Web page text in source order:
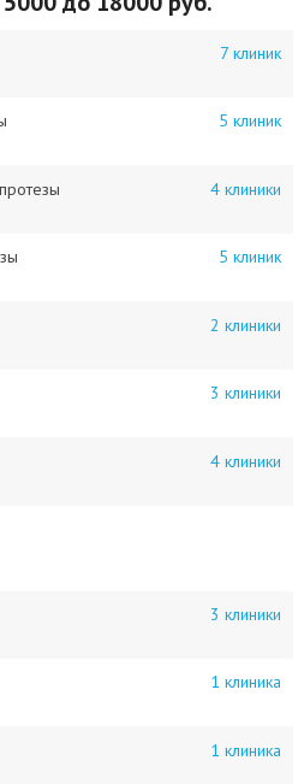
7 клиник
5 клиник
4 клиники
5 клиник
2 клиники
3 клиники
4 клиники
3 клиники
1 клиника
1 клиника